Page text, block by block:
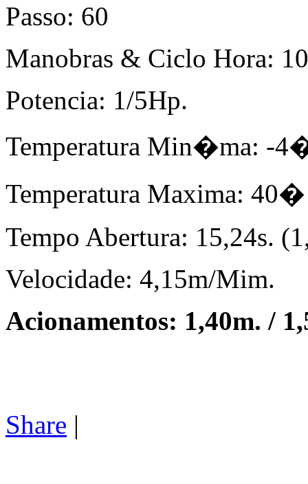
Passo: 60
Manobras & Ciclo Hora: 10
Potencia: 1/5Hp.
Temperatura Min�ma: -
Temperatura Maxima: 40�
Tempo Abertura: 15,24s.
Velocidade: 4,15m/Mim.
Acionamentos: 1,40m. /
Share |